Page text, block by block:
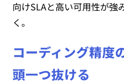
向けSLAと高い可用性が強
く。
コーディング精
頭一つ抜ける